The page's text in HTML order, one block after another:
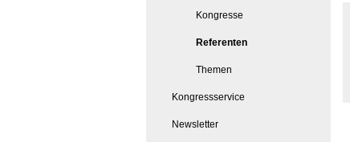
Kongresse
Referenten
Themen
Kongressservice
Newsletter